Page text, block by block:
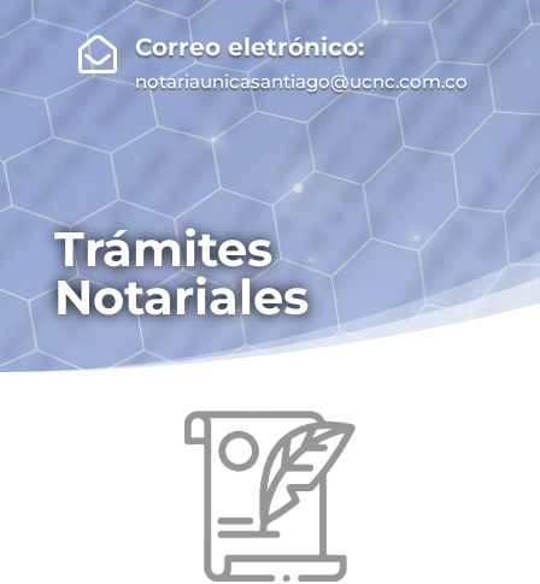
 Correo eletrónico:
notariaunicasantiago@ucnc.com.co
Trámites
Notariales